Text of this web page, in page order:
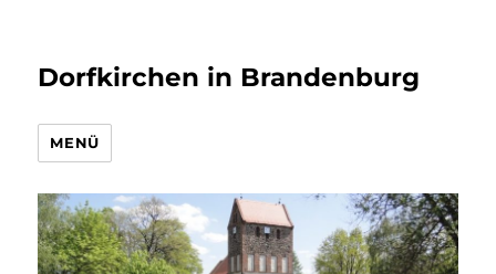
Dorfkirchen in Brandenburg
MENÜ